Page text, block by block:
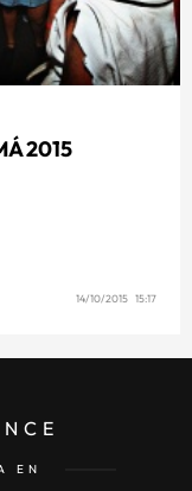
2015
14/10/2015 15:17
EN